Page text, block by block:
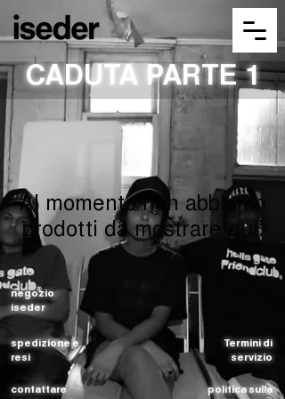
CADUTA PARTE 1
Al momento non abbiamo
prodotti da mostrare qui.
negozio
iseder
spedizione e
resi
contattare
Termini di
servizio
politica sulla